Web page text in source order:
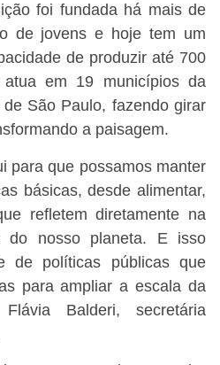
foi fundada há mais de
de jovens e hoje tem um
de produzir até 700
em 19 municípios da
São Paulo, fazendo girar
a paisagem.
para que possamos manter
básicas, desde alimentar,
refletem diretamente na
do nosso planeta. E isso
de políticas públicas que
para ampliar a escala da
Flávia Balderi, secretária